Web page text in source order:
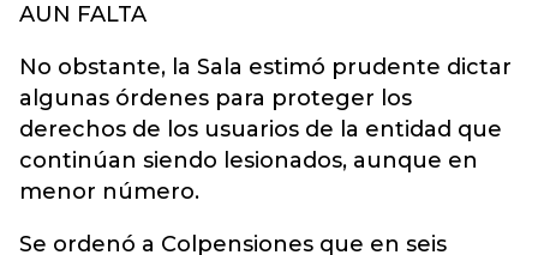
AUN FALTA
No obstante, la Sala estimó prudente dictar
algunas órdenes para proteger los
derechos de los usuarios de la entidad que
continúan siendo lesionados, aunque en
menor número.
Se ordenó a Colpensiones que en seis